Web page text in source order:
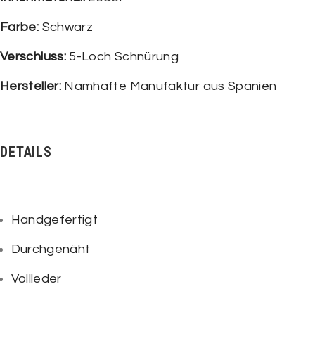
Farbe: Schwarz
Verschluss:5-Loch Schnürung
Hersteller:Namhafte Manufaktur aus Spanien
DETAILS
Handgefertigt
Durchgenäht
Vollleder